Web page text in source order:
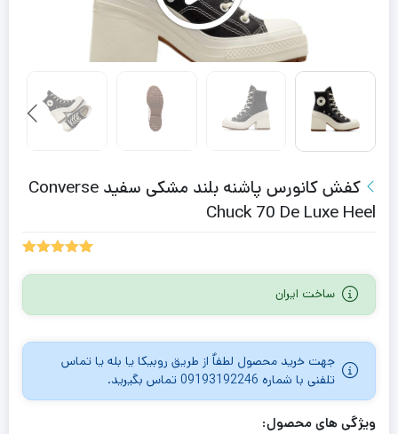
کفش کانورس پاشنه بلند مشکی سفید Converse
Chuck 70 De Luxe Heel
5.00
از 5
ساخت ایران
جهت خرید محصول لطفاٌ از طریق روبیکا یا بله یا تماس
تلفنی با شماره 09193192246 تماس بگیرید.
ویژگی های محصول: